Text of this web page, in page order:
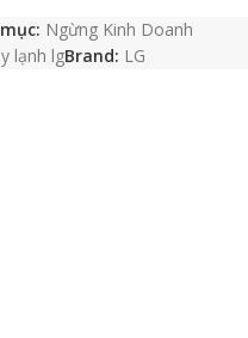
Ngừng Kinh Doanh
lạnh lgBrand: LG